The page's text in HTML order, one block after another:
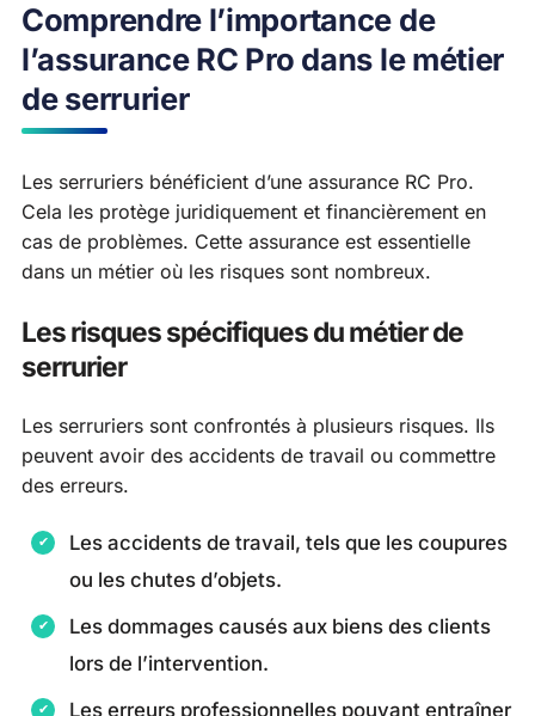
Comprendre l’importance de
l’assurance RC Pro dans le métier
de serrurier
Les serruriers bénéficient d’une assurance RC Pro.
Cela les protège juridiquement et financièrement en
cas de problèmes. Cette assurance est essentielle
dans un métier où les risques sont nombreux.
Les risques spécifiques du métier de
serrurier
Les serruriers sont confrontés à plusieurs risques. Ils
peuvent avoir des accidents de travail ou commettre
des erreurs.
Les accidents de travail, tels que les coupures
ou les chutes d’objets.
Les dommages causés aux biens des clients
lors de l’intervention.
Les erreurs professionnelles pouvant entraîner